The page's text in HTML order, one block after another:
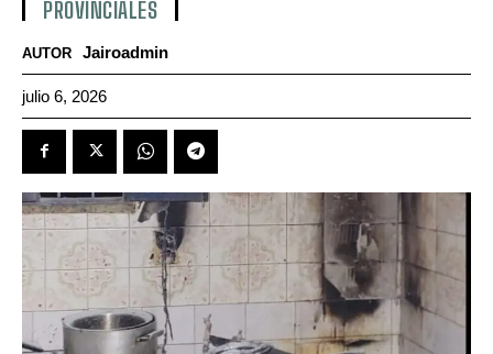
PROVINCIALES
AUTOR Jairoadmin
julio 6, 2026